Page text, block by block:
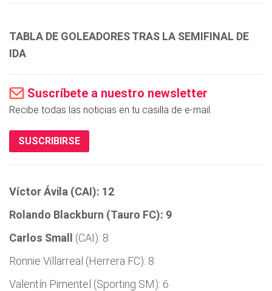
TABLA DE GOLEADORES TRAS LA SEMIFINAL DE
IDA
Suscríbete a nuestro newsletter
Recibe todas las noticias en tu casilla de e-mail.
SUSCRIBIRSE
Víctor Ávila (CAI): 12
Rolando Blackburn (Tauro FC): 9
Carlos Small (CAI): 8
Ronnie Villarreal (Herrera FC): 8
Valentín Pimentel (Sporting SM): 6